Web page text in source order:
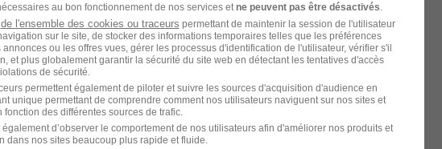
au bon fonctionnement de nos services et ne peuvent pas être désactivés
de l'ensemble des cookies ou traceurs permettant de maintenir la session de l'utilisateur
sur le site, de stocker des informations temporaires telles que les préférences
ou les offres vues, gérer les processus d'identification de l'utilisateur, vérifier s'il
et plus globalement garantir la sécurité du site web en détectant les tentatives d'accès
de sécurité.
permettent également de piloter et suivre les sources d'acquisition d'audience en
unique permettant de comprendre comment nos utilisateurs naviguent sur nos sites et
des différentes sources de trafic.
d’observer le comportement de nos utilisateurs afin d'améliorer nos produits et
dans nos sites beaucoup plus rapide et fluide.